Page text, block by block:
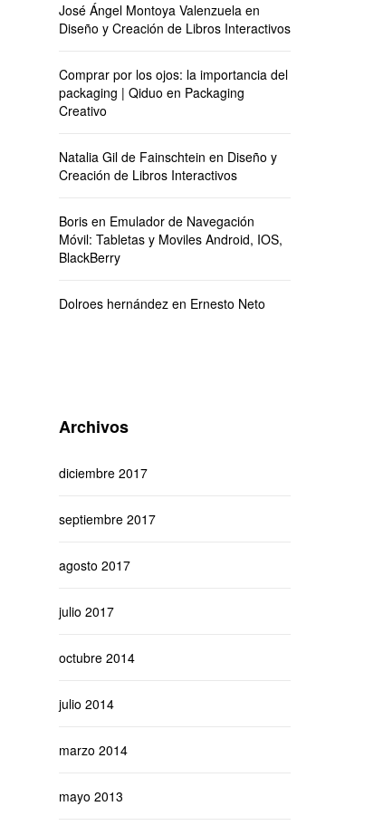
José Ángel Montoya Valenzuelaen
Diseño y Creación de Libros Interactivos
Comprar por los ojos: la importancia del
packaging | Qiduo en Packaging
Creativo
Natalia Gil de Fainschtein en Diseño y
Creación de Libros Interactivos
Borisen Emulador de Navegación
Móvil: Tabletas y Moviles Android, IOS,
BlackBerry
Dolroes hernándezen Ernesto Neto
Archivos
diciembre 2017
septiembre 2017
agosto 2017
julio 2017
octubre 2014
julio 2014
marzo 2014
mayo 2013